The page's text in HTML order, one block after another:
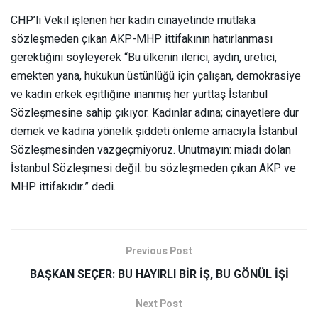
CHP’li Vekil işlenen her kadın cinayetinde mutlaka
sözleşmeden çıkan AKP-MHP ittifakının hatırlanması
gerektiğini söyleyerek “Bu ülkenin ilerici, aydın, üretici,
emekten yana, hukukun üstünlüğü için çalışan, demokrasiye
ve kadın erkek eşitliğine inanmış her yurttaş İstanbul
Sözleşmesine sahip çıkıyor. Kadınlar adına; cinayetlere dur
demek ve kadına yönelik şiddeti önleme amacıyla İstanbul
Sözleşmesinden vazgeçmiyoruz. Unutmayın: miadı dolan
İstanbul Sözleşmesi değil: bu sözleşmeden çıkan AKP ve
MHP ittifakıdır.” dedi.
Previous Post
BAŞKAN SEÇER: BU HAYIRLI BİR İŞ, BU GÖNÜL İŞİ
Next Post